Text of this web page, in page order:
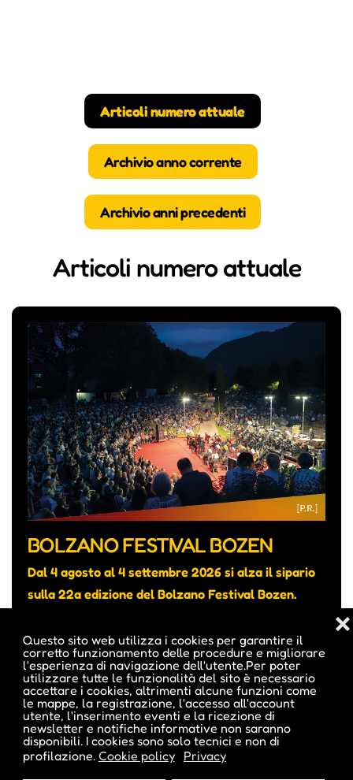
Questo sito web utilizza i cookies per garantire il
corretto funzionamento delle procedure e migliorare
l'esperienza di navigazione dell'utente.Per poter
utilizzare tutte le funzionalità del sito è necessario
accettare i cookies, altrimenti alcune funzioni come
le mappe, la registrazione, l'accesso all'account
utente, l'inserimento eventi e la ricezione di
newsletter e notifiche informative non saranno
disponibili. I cookies sono solo tecnici e non di
profilazione. Cookie policy Privacy
❌
Articoli numero attuale
Archivio anno corrente
Archivio anni precedenti
Articoli numero attuale
BOLZANO FESTIVAL BOZEN
Dal 4 agosto al 4 settembre 2026 si alza il sipario
sulla 22a edizione del Bolzano Festival Bozen.
Ausgabe des Bolzano Festival Bozen.